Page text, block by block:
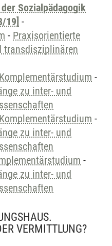
Sozialpädagogik
19] -
- Praxisorientierte
transdisziplinären
Komplementärstudium -
zu inter- und
Komplementärstudium -
zu inter- und
-
zu inter- und
VERMITTLUNG?